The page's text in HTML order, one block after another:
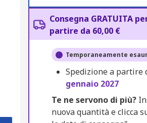
Consegna GRATUITA
partire da 60,00 €
Temporaneamente
Spedizione a partire
gennaio 2027
Te ne servono di più?
nuova quantità e clicca